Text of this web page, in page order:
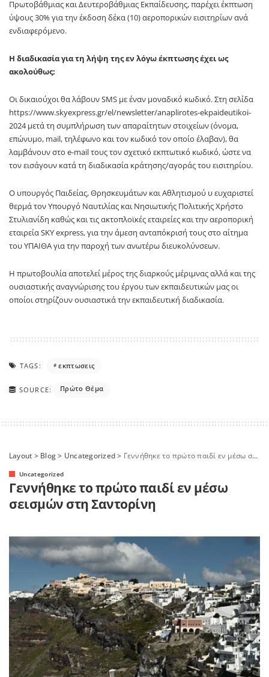
Πρωτοβάθμιας και Δευτεροβάθμιας Εκπαίδευσης, παρέχει έκπτωση
ύψους 30% για την έκδοση δέκα (10) αεροπορικών εισιτηρίων ανά
ενδιαφερόμενο.
Η διαδικασία για τη λήψη της εν λόγω έκπτωσης έχει ως
ακολούθως:
Οι δικαιούχοι θα λάβουν SMS με έναν μοναδικό κωδικό. Στη σελίδα
https://www.skyexpress.gr/el/newsletter/anaplirotes-ekpaideutikoi-
2024 μετά τη συμπλήρωση των απαραίτητων στοιχείων (όνομα,
επώνυμο, mail, τηλέφωνο και τον κωδικό τον οποίο έλαβαν), θα
λαμβάνουν στο e-mail τους τον σχετικό εκπτωτικό κωδικό, ώστε να
τον εισάγουν κατά τη διαδικασία κράτησης/αγοράς του εισιτηρίου.
Ο υπουργός Παιδείας, Θρησκευμάτων και Αθλητισμού υ ευχαριστεί
θερμά τον Υπουργό Ναυτιλίας και Νησιωτικής Πολιτικής Χρήστο
Στυλιανίδη καθώς και τις ακτοπλοϊκές εταιρείες και την αεροπορική
εταιρεία SΚΥ express, για την άμεση ανταπόκρισή τους στο αίτημα
του ΥΠΑΙΘΑ για την παροχή των ανωτέρω διευκολύνσεων.
Η πρωτοβουλία αποτελεί μέρος της διαρκούς μέριμνας αλλά και της
ουσιαστικής αναγνώρισης του έργου των εκπαιδευτικών μας οι
οποίοι στηρίζουν ουσιαστικά την εκπαιδευτική διαδικασία.
TAGS: εκπτωσεις
SOURCE: Πρώτο Θέμα
Layout > Blog> Uncategorized> Γεννήθηκε το πρώτο παιδί εν μέσω σεισμών στη Σαντορίνη
Uncategorized
Γεννήθηκε το πρώτο παιδί εν μέσω
σεισμών στη Σαντορίνη